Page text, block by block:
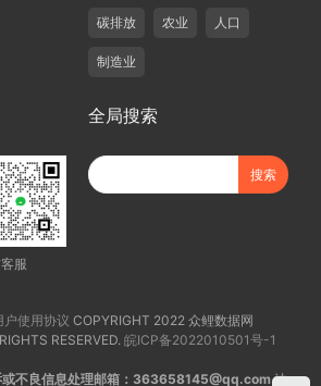
碳排放 农业 人口
制造业
服
全局搜索
户使用协议 COPYRIGHT 2022 众鲤数据网
RESERVED. 皖ICP备2022010501号-1
或不良信息处理邮箱：363658145@qq.com法